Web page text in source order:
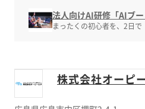
法人向けAI研修「AIブー
まったくの初心者を、2日で
株式会社オーピ